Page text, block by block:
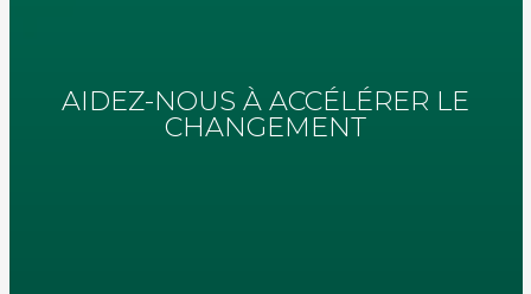
AIDEZ-NOUS À ACCÉLÉRER LE
CHANGEMENT